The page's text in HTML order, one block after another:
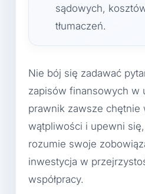
sądowych,
tłumaczeń.
Nie bój się zadawać
zapisów finansowych w
prawnik zawsze chętnie
wątpliwości i upewni
rozumie swoje
inwestycja w
współpracy.